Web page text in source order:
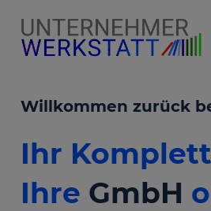
Willkommen zurück
Ihr
Ihre GmbH